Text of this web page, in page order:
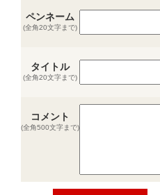
ペンネーム
(全角20文字まで)
タイトル
(全角20文字まで)
コメント
(全角500文字まで)